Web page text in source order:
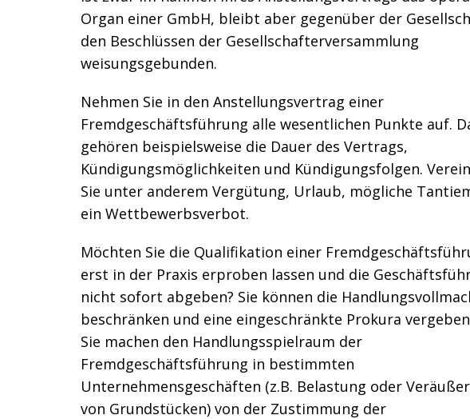
Organ einer GmbH, bleibt aber gegenüber der
den Beschlüssen der Gesellschafterversammlung
weisungsgebunden.
Nehmen Sie in den Anstellungsvertrag einer
Fremdgeschäftsführung alle wesentlichen Punkte auf.
gehören beispielsweise die Dauer des Vertrags,
Kündigungsmöglichkeiten und Kündigungsfolgen.
Sie unter anderem Vergütung, Urlaub, mögliche
ein Wettbewerbsverbot.
Möchten Sie die Qualifikation einer
erst in der Praxis erproben lassen und die
nicht sofort abgeben? Sie können die
beschränken und eine eingeschränkte Prokura
Sie machen den Handlungsspielraum der
Fremdgeschäftsführung in bestimmten
Unternehmensgeschäften (z.B. Belastung oder
von Grundstücken) von der Zustimmung der